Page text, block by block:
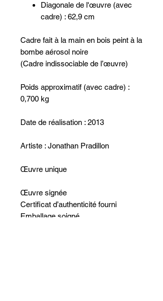
Diagonale de l'œuvre (avec
cadre) : 62,9 cm
Cadre fait à la main en bois peint à la
bombe aérosol noire
(Cadre indissociable de l’œuvre)
Poids approximatif (avec cadre) :
0,700 kg
Date de réalisation : 2013
Artiste : Jonathan Pradillon
Œuvre unique
Œuvre signée
Certificat d’authenticité fourni
Emballage soigné